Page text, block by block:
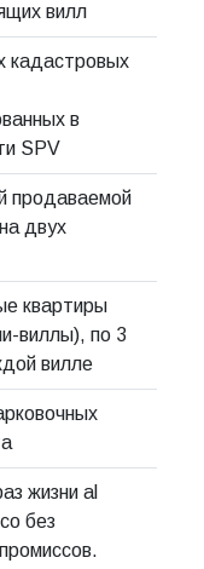
вилл
кадастровых
в
SPV
продаваемой
двух
квартиры
виллы), по 3
вилле
жизни al
без